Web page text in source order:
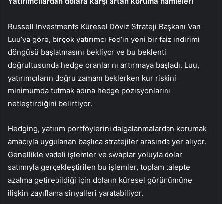
Russell Investments Küresel Döviz Strateji Başkanı Van
Luu’ya göre, birçok yatırımcı Fed’in yeni bir faiz indirimi
döngüsü başlatmasını bekliyor ve bu beklenti
doğrultusunda hedge oranlarını artırmaya başladı. Luu,
yatırımcıların doğru zamanı beklerken kur riskini
minimumda tutmak adına hedge pozisyonlarını
netleştirdiğini belirtiyor.
Hedging, yatırım portföylerini dalgalanmalardan korumak
amacıyla uygulanan başlıca stratejiler arasında yer alıyor.
Genellikle vadeli işlemler ve swaplar yoluyla dolar
satımıyla gerçekleştirilen bu işlemler, toplam talepte
azalma getirebildiği için doların küresel görünümüne
ilişkin zayıflama sinyalleri yaratabiliyor.